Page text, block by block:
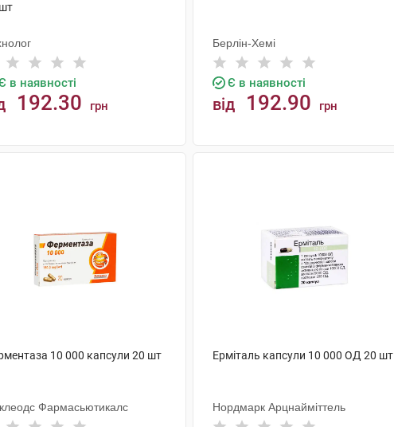
в наявності
192.30 грн
Берлін-Хемі
Є в наявності
від 192.90 грн
10 000 капсули 20 шт
Фармасьютикалс
Ерміталь капсули 10 000 ОД 20 шт
Нордмарк Арцнайміттель